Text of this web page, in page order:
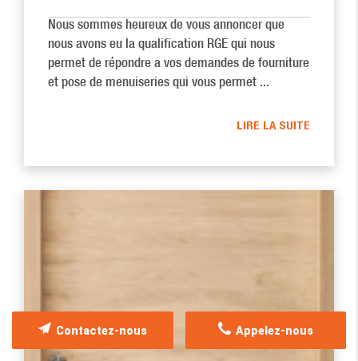
Nous sommes heureux de vous annoncer que
nous avons eu la qualification RGE qui nous
permet de répondre a vos demandes de fourniture
et pose de menuiseries qui vous permet ...
LIRE LA SUITE
Appelez-nous
Contactez-nous